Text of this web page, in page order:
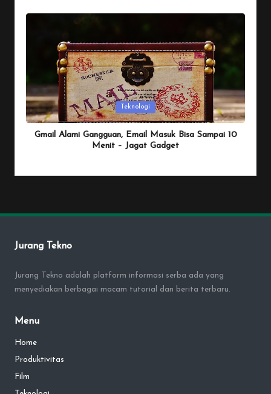
Posted
in
Teknologi
Gmail Alami Gangguan, Email Masuk Bisa Sampai 10
Menit – Jagat Gadget
Jurang Tekno
Jurang Tekno adalah platform informasi serba ada yang
menyediakan berbagai macam tutorial dan berita terbaru.
Menu
Home
Produktivitas
Film